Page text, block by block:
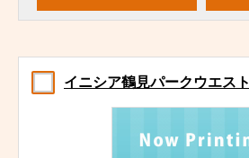
イニシア鶴見パークウエスト